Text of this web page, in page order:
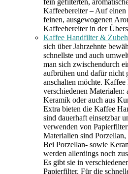
fein gefilterten,
Kaffeebereiter – Auf
feinen, ausgewogenen
Kaffeebereiter in der
Kaffee Handfilter &
sich über Jahrzehnte
schnellste und auch
man sich zwischendurch
aufbrühen und dafür nicht
anschalten möchte.
verschiedenen Materialen:
Keramik oder auch aus
Extra bieten die Kaffee
sind dauerhaft einsetzbar
verwenden von
Materialien sind
Bei Porzellan- sowie
werden allerdings noch
Es gibt sie in
Papierfilter. Für die